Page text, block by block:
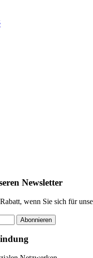
Newsletter
wenn Sie sich für
Abonnieren